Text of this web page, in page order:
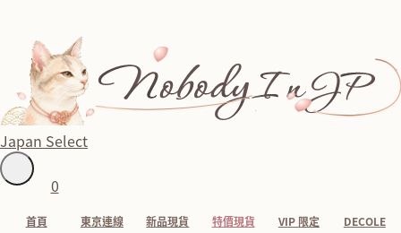
Japan Select
0
首頁 東京連線 新品現貨 特價現貨 VIP 限定 DECOLE